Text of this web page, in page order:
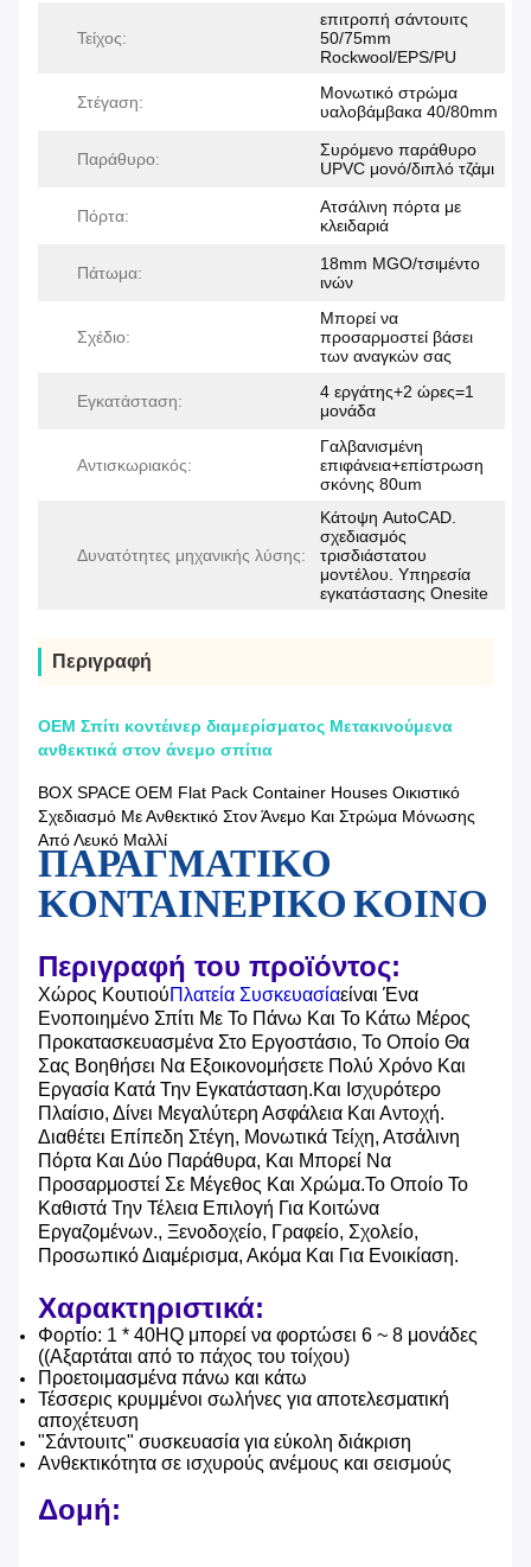
Τείχος:
επιτροπή σάντουιτς
50/75mm
Rockwool/EPS/PU
Στέγαση:
Μονωτικό στρώμα
υαλοβάμβακα 40/80mm
Παράθυρο:
Συρόμενο παράθυρο
UPVC μονό/διπλό τζάμι
Πόρτα:
Ατσάλινη πόρτα με
κλειδαριά
Πάτωμα:
18mm MGO/τσιμέντο
ινών
Σχέδιο:
Μπορεί να
προσαρμοστεί βάσει
των αναγκών σας
Εγκατάσταση:
4 εργάτης+2 ώρες=1
μονάδα
Αντισκωριακός:
Γαλβανισμένη
επιφάνεια+επίστρωση
σκόνης 80um
Δυνατότητες μηχανικής λύσης:
Κάτοψη AutoCAD.
σχεδιασμός
τρισδιάστατου
μοντέλου. Υπηρεσία
εγκατάστασης Onesite
Περιγραφή
OEM Σπίτι κοντέινερ διαμερίσματος Μετακινούμενα
ανθεκτικά στον άνεμο σπίτια
BOX SPACE OEM Flat Pack Container Houses Οικιστικό
Σχεδιασμό Με Ανθεκτικό Στον Άνεμο Και Στρώμα Μόνωσης
Από Λευκό Μαλλί
ΠΑΡΑΓΜΑΤΙΚΟ
ΚΟΝΤΑΙΝΕΡΙΚΟ ΚΟΙΝΟ
Περιγραφή του προϊόντος:
Χώρος Κουτιού Πλατεία ΣυσκευασίαΕίναι Ένα
Ενοποιημένο Σπίτι Με Το Πάνω Και Το Κάτω Μέρος
Προκατασκευασμένα Στο Εργοστάσιο, Το Οποίο Θα
Σας Βοηθήσει Να Εξοικονομήσετε Πολύ Χρόνο Και
Εργασία Κατά Την Εγκατάσταση.και Ισχυρότερο
Πλαίσιο, Δίνει Μεγαλύτερη Ασφάλεια Και Αντοχή.
Διαθέτει Επίπεδη Στέγη, Μονωτικά Τείχη, Ατσάλινη
Πόρτα Και Δύο Παράθυρα, Και Μπορεί Να
Προσαρμοστεί Σε Μέγεθος Και Χρώμα.Το Οποίο Το
Καθιστά Την Τέλεια Επιλογή Για Κοιτώνα
Εργαζομένων., Ξενοδοχείο, Γραφείο, Σχολείο,
Προσωπικό Διαμέρισμα, Ακόμα Και Για Ενοικίαση.
Χαρακτηριστικά:
Φορτίο: 1 * 40HQ μπορεί να φορτώσει 6 ~ 8 μονάδες
((Αξαρτάται από το πάχος του τοίχου)
Προετοιμασμένα πάνω και κάτω
Τέσσερις κρυμμένοι σωλήνες για αποτελεσματική
αποχέτευση
"Σάντουιτς" συσκευασία για εύκολη διάκριση
Ανθεκτικότητα σε ισχυρούς ανέμους και σεισμούς
Δομή: